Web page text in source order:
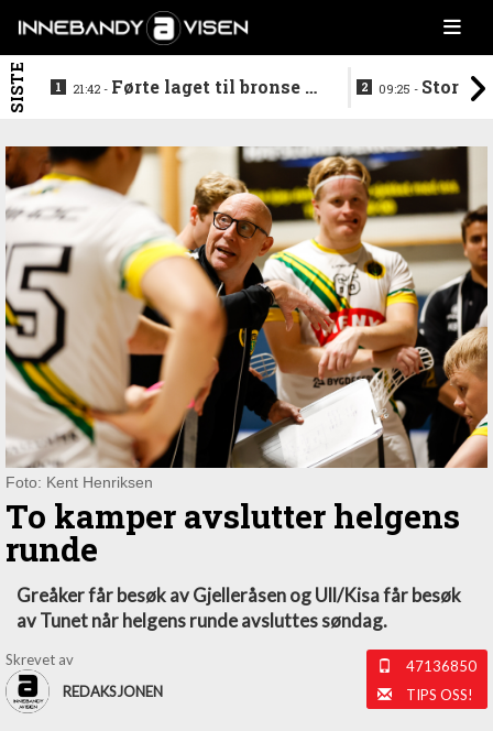
SISTE 21:42 - Førte laget til bronse -
09:25 -
Foto: Kent Henriksen
To kamper avslutter helgens
runde
Greåker får besøk av Gjelleråsen og Ull/Kisa får besøk
av Tunet når helgens runde avsluttes søndag.
Skrevet av
REDAKSJONEN
47136850
TIPS OSS!